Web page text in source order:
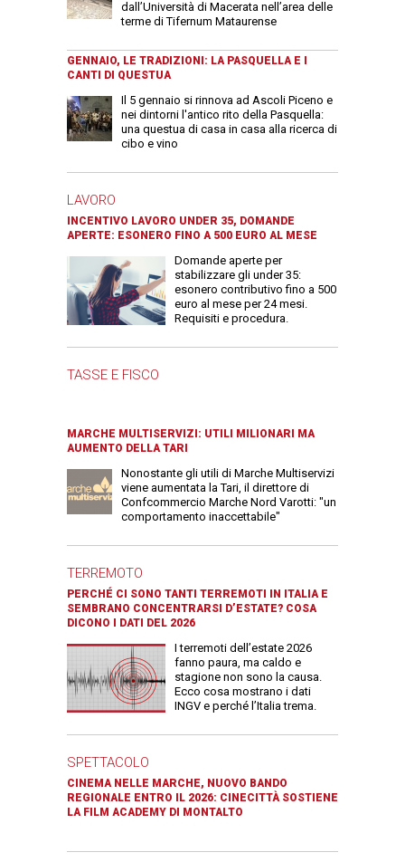
dall’Università di Macerata nell’area delle
terme di Tifernum Mataurense
GENNAIO, LE TRADIZIONI: LA PASQUELLA E I
CANTI DI QUESTUA
Il 5 gennaio si rinnova ad Ascoli Piceno e
nei dintorni l'antico rito della Pasquella:
una questua di casa in casa alla ricerca di
cibo e vino
LAVORO
INCENTIVO LAVORO UNDER 35, DOMANDE
APERTE: ESONERO FINO A 500 EURO AL MESE
Domande aperte per
stabilizzare gli under 35:
esonero contributivo fino a 500
euro al mese per 24 mesi.
Requisiti e procedura.
TASSE E FISCO
MARCHE MULTISERVIZI: UTILI MILIONARI MA
AUMENTO DELLA TARI
Nonostante gli utili di Marche Multiservizi
viene aumentata la Tari, il direttore di
Confcommercio Marche Nord Varotti: "un
comportamento inaccettabile"
TERREMOTO
PERCHÉ CI SONO TANTI TERREMOTI IN ITALIA E
SEMBRANO CONCENTRARSI D’ESTATE? COSA
DICONO I DATI DEL 2026
I terremoti dell’estate 2026
fanno paura, ma caldo e
stagione non sono la causa.
Ecco cosa mostrano i dati
INGV e perché l’Italia trema.
SPETTACOLO
CINEMA NELLE MARCHE, NUOVO BANDO
REGIONALE ENTRO IL 2026: CINECITTÀ SOSTIENE
LA FILM ACADEMY DI MONTALTO